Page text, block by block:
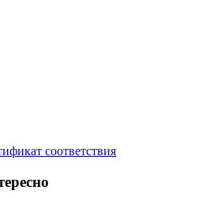
соответствия